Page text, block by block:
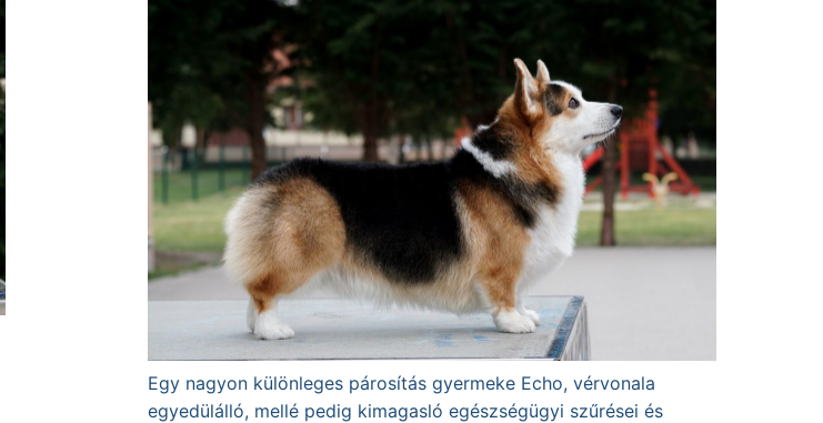
Egy nagyon különleges párosítás gyermeke Echo, vérvonala
egyedülálló, mellé pedig kimagasló egészségügyi szűrései és